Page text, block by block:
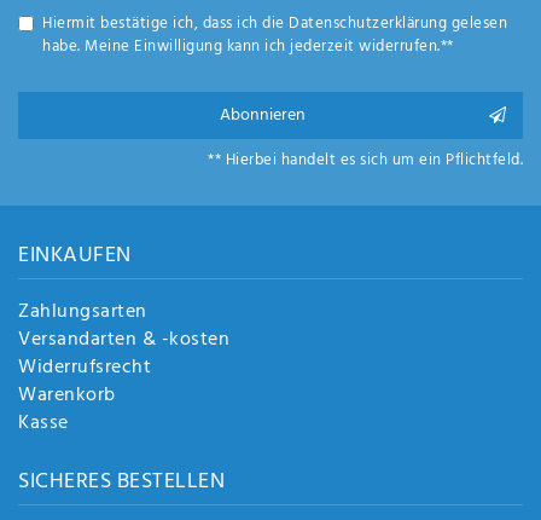
Anf
rag
sen
n
Hiermit bestätige ich, dass ich die Daten­schutz­erklärunggelesen
habe. Meine Einwilligung kann ich jederzeit widerrufen.**
Abonnieren
** Hierbei handelt es sich um ein Pflichtfeld.
EINKAUFEN
Zahlungsarten
Versandarten & -kosten
Widerrufsrecht
Warenkorb
Kasse
SICHERES BESTELLEN